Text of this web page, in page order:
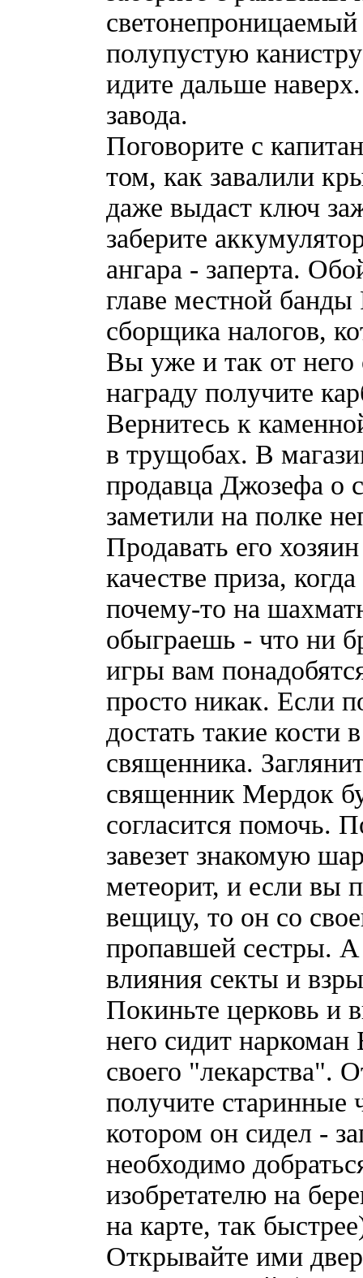
полупустую
идите дальше
завода.
Поговорите с
том, как завалили
даже выдаст ключ
заберите
ангара - заперта.
главе местной
сборщика налогов,
Вы уже и так от него
награду получите
Вернитесь к
в трущобах. В
продавца Джозефа о
заметили на полке
Продавать его
качестве приза,
почему-то на
обыграешь - что ни
игры вам
просто никак. Если
достать такие
священника.
священник Мердок
согласится помочь.
завезет знакомую
метеорит, и если вы
вещицу, то он со
пропавшей сестры. А
влияния секты и
Покиньте церковь и
него сидит
своего "лекарства".
получите
котором он сидел -
необходимо
изобретателю на
на карте, так
Открывайте ими